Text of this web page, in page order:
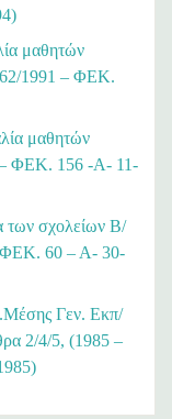
μαθητών
1991 – ΦΕΚ.
μαθητών
– ΦΕΚ. 156 -Α- 11-
των σχολείων Β/
ΦΕΚ. 60 – Α- 30-
Γεν. Εκπ/
2/4/5, (1985 –